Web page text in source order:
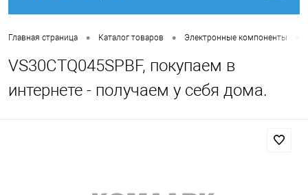
Главная страница • Каталог товаров • Электронные компоненты
VS30CTQ045SPBF, покупаем в
интернете - получаем у себя дома.